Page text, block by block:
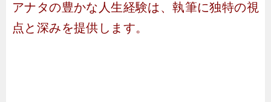
アナタの豊かな人生経験は、執筆に独特の視
点と深みを提供します。